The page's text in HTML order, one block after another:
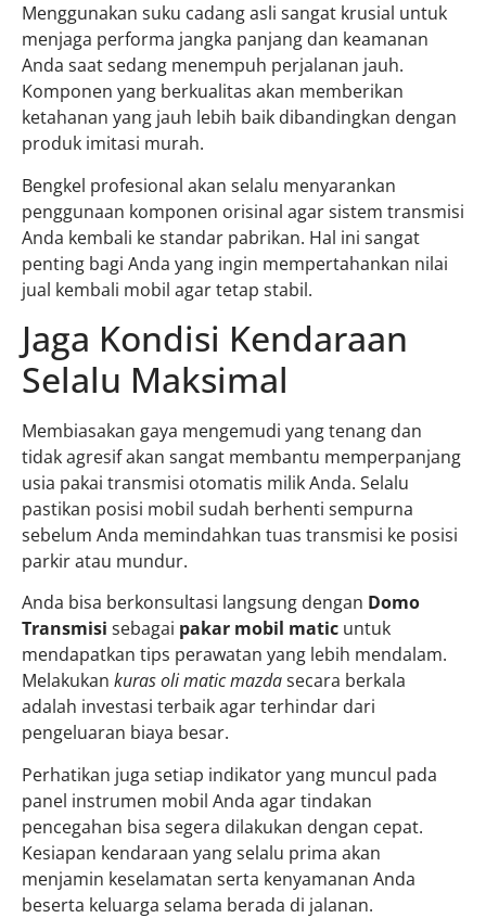
Menggunakan suku cadang asli sangat krusial untuk
menjaga performa jangka panjang dan keamanan
Anda saat sedang menempuh perjalanan jauh.
Komponen yang berkualitas akan memberikan
ketahanan yang jauh lebih baik dibandingkan dengan
produk imitasi murah.
Bengkel profesional akan selalu menyarankan
penggunaan komponen orisinal agar sistem transmisi
Anda kembali ke standar pabrikan. Hal ini sangat
penting bagi Anda yang ingin mempertahankan nilai
jual kembali mobil agar tetap stabil.
Jaga Kondisi Kendaraan
Selalu Maksimal
Membiasakan gaya mengemudi yang tenang dan
tidak agresif akan sangat membantu memperpanjang
usia pakai transmisi otomatis milik Anda. Selalu
pastikan posisi mobil sudah berhenti sempurna
sebelum Anda memindahkan tuas transmisi ke posisi
parkir atau mundur.
Anda bisa berkonsultasi langsung dengan Domo
Transmisi sebagai pakar mobil matic untuk
mendapatkan tips perawatan yang lebih mendalam.
Melakukan kuras oli matic mazdasecara berkala
adalah investasi terbaik agar terhindar dari
pengeluaran biaya besar.
Perhatikan juga setiap indikator yang muncul pada
panel instrumen mobil Anda agar tindakan
pencegahan bisa segera dilakukan dengan cepat.
Kesiapan kendaraan yang selalu prima akan
menjamin keselamatan serta kenyamanan Anda
beserta keluarga selama berada di jalanan.